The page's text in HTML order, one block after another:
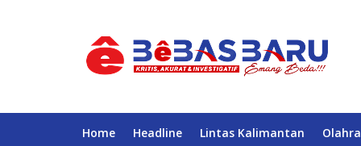
Home Headline Lintas Kalimantan